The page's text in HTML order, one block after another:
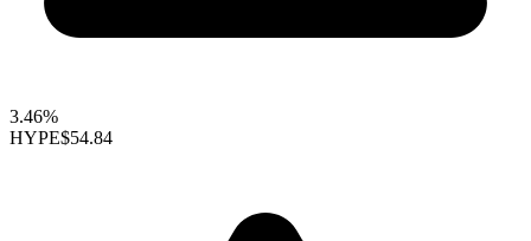
3.46%
HYPE$54.84